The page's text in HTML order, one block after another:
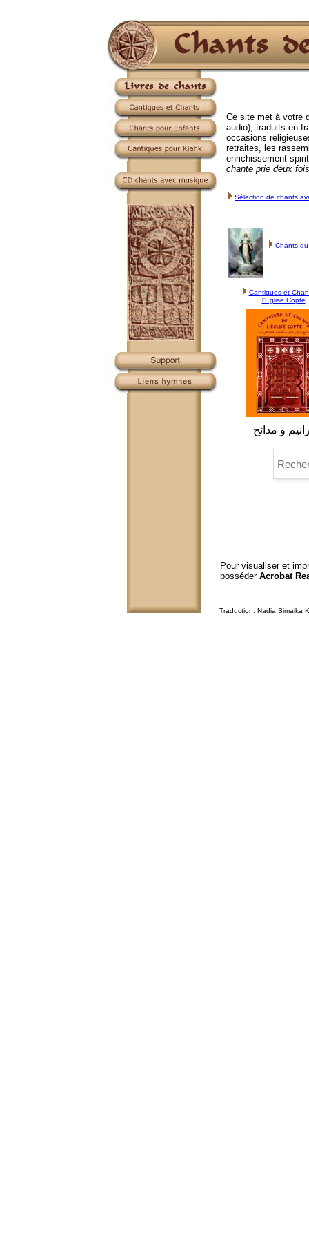
Ce site met à votre
audio), traduits en
occasions
retraites, les
enrichissement
chante prie deux fois
Sélection de chants
Chants
Cantiques et
l'Eglise Copte
و مدائح
Pour visualiser et
posséder Acrobat
Traduction: Nadia Simaika